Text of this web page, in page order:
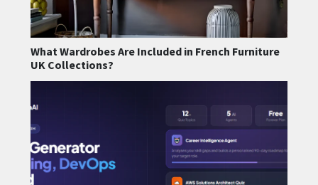
What Wardrobes Are Included in French Furniture
UK Collections?